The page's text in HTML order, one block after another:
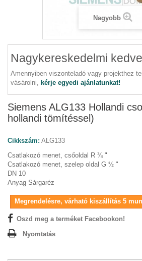
Nagyobb
Nagykereskedelmi
Amennyiben viszonteladó vagy projekthez
vásárolni, kérje egyedi ajánlatunkat!
Siemens ALG133 Hollandi
hollandi tömítéssel)
Cikkszám: ALG133
Csatlakozó menet, csőoldal R ⅜ "
Csatlakozó menet, szelep oldal G ½ "
DN 10
Anyag Sárgaréz
Megrendelésre, várható kiszállítás 5
Oszd meg a terméket Facebookon!
Nyomtatás